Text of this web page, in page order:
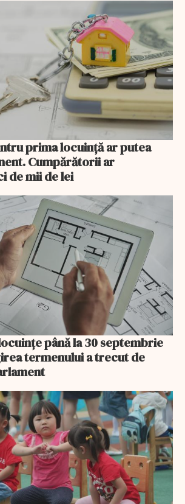
prima locuință ar putea
Cumpărătorii ar
de mii de lei
până la 30 septembrie
termenului a trecut de